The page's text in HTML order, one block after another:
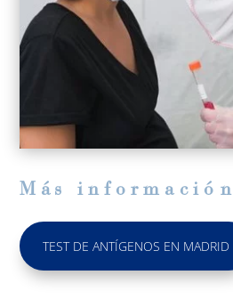
M ás informaci ó n
TEST DE ANTÍGENOS EN MADRID